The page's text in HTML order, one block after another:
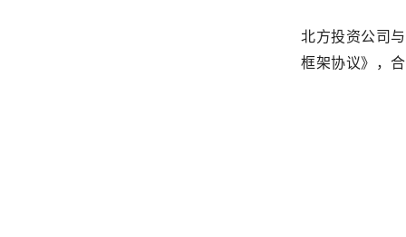
北方投资公司
框架协议》，